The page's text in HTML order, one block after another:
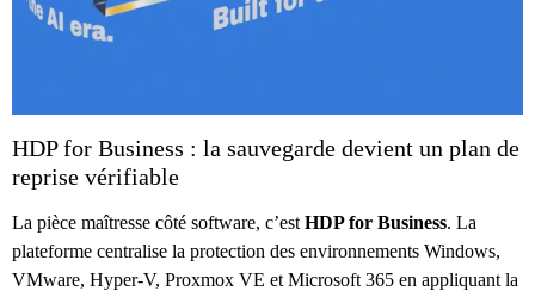
HDP for Business : la sauvegarde devient un plan de
reprise vérifiable
La pièce maîtresse côté software, c’est HDP for Business. La
plateforme centralise la protection des environnements Windows,
VMware, Hyper-V, Proxmox VE et Microsoft 365 en appliquant la